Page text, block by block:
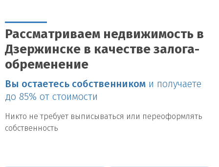
Рассматриваем недвижимость в
Дзержинске в качестве залога-
обременение
Вы остаетесь собственником и получаете
до 85% от стоимости
Никто не требует выписываться или переоформлять
собственность